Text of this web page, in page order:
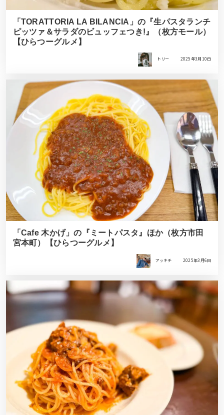
「TORATTORIA LA BILANCIA」の『生パスタランチ
ピッツァ＆サラダのビュッフェつき!』（枚方モール）
【ひらつーグルメ】
トリー 2025年3月10日
「Cafe 木かげ」の『ミートパスタ』ほか（枚方市田
宮本町）【ひらつーグルメ】
アッキチ 2025年3月6日